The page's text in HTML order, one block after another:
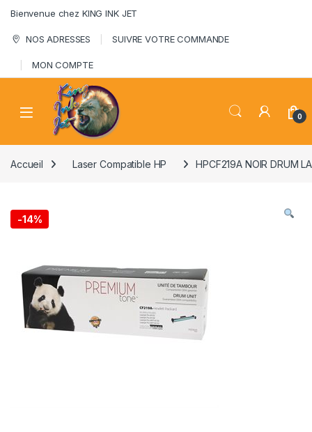
Bienvenue chez KING INK JET
NOS ADRESSES SUIVRE VOTRE COMMANDE
MON COMPTE
0
Accueil Laser Compatible HP HPCF219A NOIR DRUM
-14%